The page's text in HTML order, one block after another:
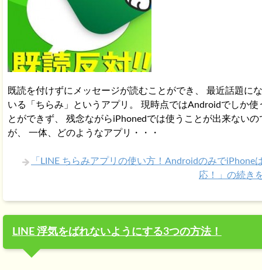
既読を付けずにメッセージが読むことができ、 最近話題に
いる「ちらみ」というアプリ。 現時点ではAndroidでしか使
とができず、 残念ながらiPhonedでは使うことが出来ないの
が、 一体、どのようなアプリ・・・
「LINE ちらみアプリの使い方！AndroidのみでiPhone
応！」の続き
LINE 浮気をばれないようにする3つの方法！